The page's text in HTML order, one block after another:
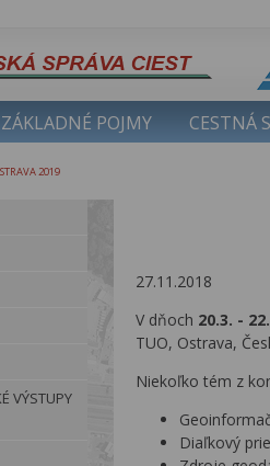
ZÁKLADNÉ POJMY CESTNÁ
2019
27.11.2018
V dňoch 20.3. -
TUO, Ostrava,
Niekoľko tém z
Diaľkový
VÝSTUPY